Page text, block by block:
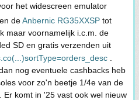
het widescreen emulator
deAnbernic RG35XXSP tot
maar voornamelijk i.c.m. de
SD en gratis verzenden uit
nog eventuele cashbacks heb
voor zo'n beetje 1/4e van de
Er komt in '25 vast ook wel nieuw